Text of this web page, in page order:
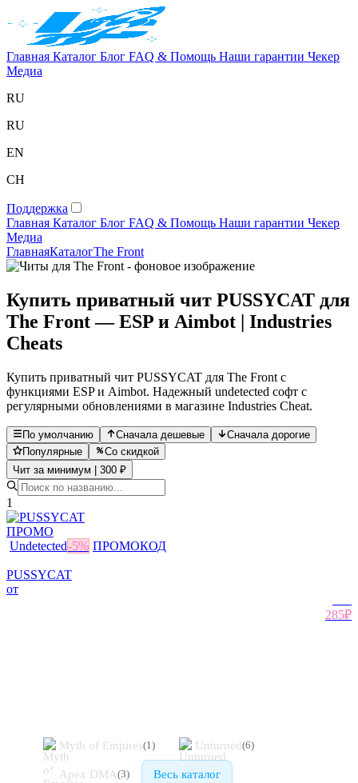
Главная Каталог Блог FAQ & Помощь Наши гарантии Чекер
Медиа
RU
RU
EN
CH
Поддержка
Главная Каталог Блог FAQ & Помощь Наши гарантии Чекер
Медиа
ГлавнаяКаталогThe Front
Купить приватный чит PUSSYCAT для
The Front — ESP и Aimbot | Industries
Cheats
Купить приватный чит PUSSYCAT для The Front с
функциями ESP и Aimbot. Надежный undetected софт с
регулярными обновлениями в магазине Industries Cheat.
По умолчанию Сначала дешевые
Сначала дорогие
Популярные
Со скидкой
Чит за минимум | 300 ₽
1
ПРОМО
Undetected-5% ПРОМОКОД
PUSSYCAT
от
285₽
Myth of Empires(1) Unturned(6)
Apex DMA(3) Весь каталог